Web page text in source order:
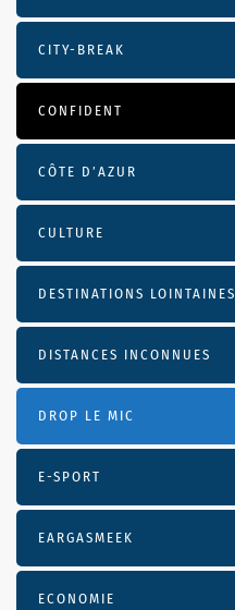
CITY-BREAK
CONFIDENT
CÔTE D’AZUR
CULTURE
DESTINATIONS LOINTAINES
DISTANCES INCONNUES
DROP LE MIC
E-SPORT
EARGASMEEK
ECONOMIE